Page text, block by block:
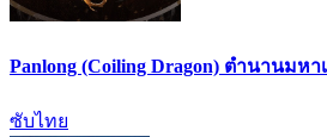
Panlong (Coiling Dragon) ตำนานมห
ซับไทย